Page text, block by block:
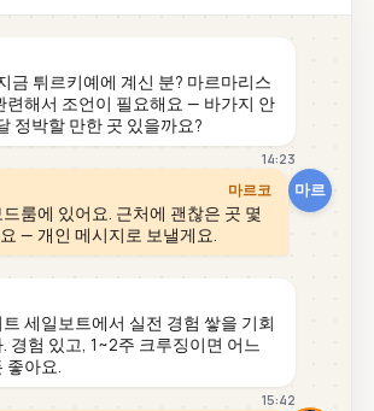
금 튀르키예에 계신 분? 마르마리스
련해서 조언이 필요해요 — 바가지 안
정박할 만한 곳 있을까요?
14:23
마르
마르코
룸에 있어요. 근처에 괜찮은 곳 몇
— 개인 메시지로 보낼게요.
세일보트에서 실전 경험 쌓을 기회
경험 있고, 1~2주 크루징이면 어느
좋아요.
15:42